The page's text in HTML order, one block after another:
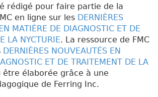
rédigé pour faire partie de la
en ligne sur les DERNIÈRES
MATIÈRE DE DIAGNOSTIC ET DE
LA NYCTURIE. La ressource de FMC
DERNIÈRES NOUVEAUTÉS EN
ET DE TRAITEMENT DE LA
être élaborée grâce à une
de Ferring Inc.